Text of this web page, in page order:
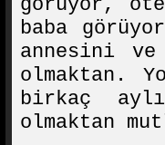
baba
annesini ve
olmaktan.
birkaç
olmaktan